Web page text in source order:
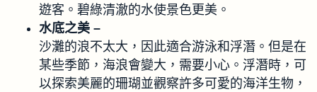
遊客。碧綠清澈的水使景色更美。
水底之美 –
沙灘的浪不太大，因此適合游泳和浮潛。但是在
某些季節，海浪會變大，需要小心。浮潛時，可
以探索美麗的珊瑚並觀察許多可愛的海洋生物，